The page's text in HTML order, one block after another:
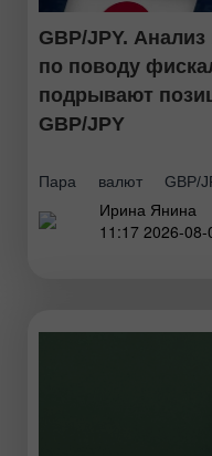
GBP/JPY.
по поводу
подрывают
GBP/JPY
Пара валют GBP/
закрепиться выше
трудности со
Ирина Янина
11:17 2026-08-